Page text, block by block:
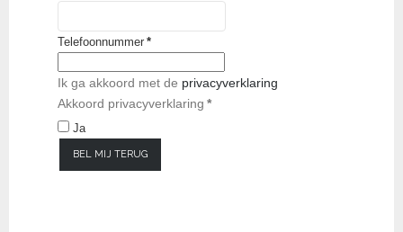
Telefoonnummer *
Ik ga akkoord met de privacyverklaring
Akkoord privacyverklaring *
Ja
BEL MIJ TERUG